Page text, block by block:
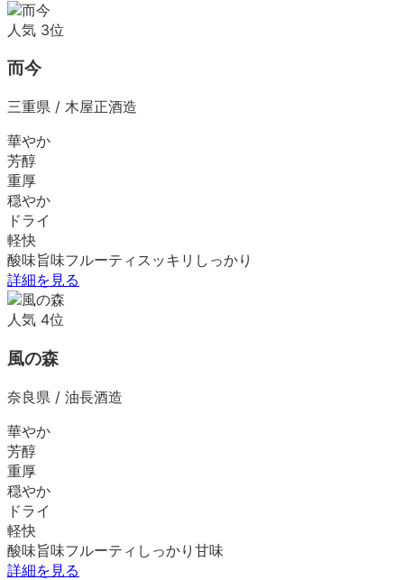
人気 3位
而今
三重県 / 木屋正酒造
華やか
芳醇
重厚
穏やか
ドライ
軽快
酸味旨味フルーティ スッキリ しっかり
詳細を見る
人気 4位
風の森
奈良県 / 油長酒造
華やか
芳醇
重厚
穏やか
ドライ
軽快
酸味旨味フルーティ しっかり 甘味
詳細を見る